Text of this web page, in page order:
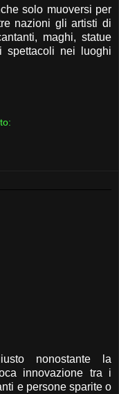
solo muoversi per
nazioni gli artisti di
maghi, statue
spettacoli nei luoghi
nonostante la
innovazione tra i
e persone sparite o